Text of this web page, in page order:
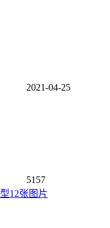
2021-04-25
5157
12张图片